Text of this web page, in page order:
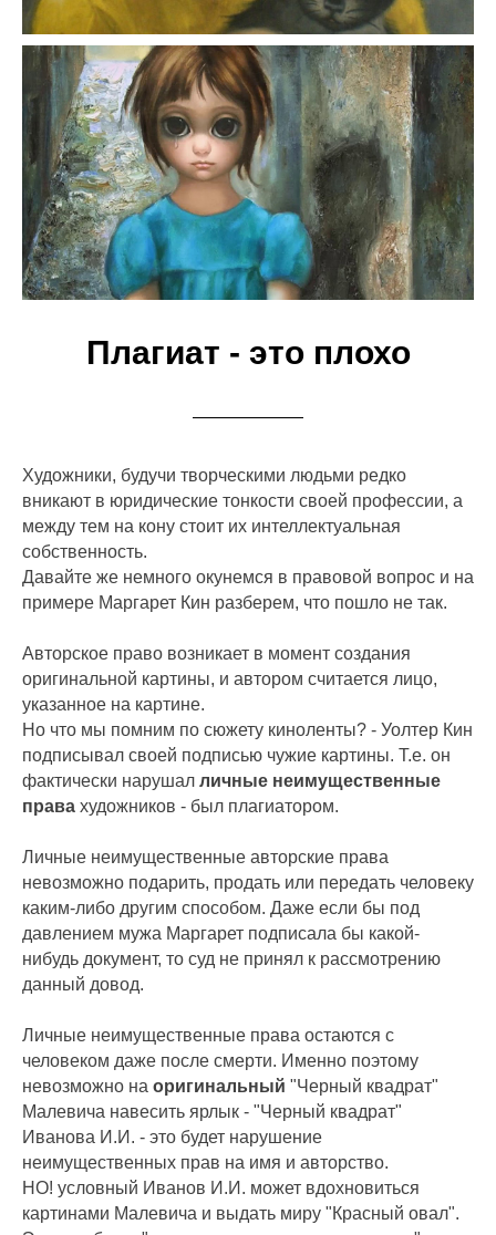
Плагиат - это плохо
Художники, будучи творческими людьми редко
вникают в юридические тонкости своей профессии, а
между тем на кону стоит их интеллектуальная
собственность.
Давайте же немного окунемся в правовой вопрос и на
примере Маргарет Кин разберем, что пошло не так.
Авторское право возникает в момент создания
оригинальной картины, и автором считается лицо,
указанное на картине.
Но что мы помним по сюжету киноленты? - Уолтер Кин
подписывал своей подписью чужие картины. Т.е. он
фактически нарушал личные неимущественные
права художников - был плагиатором.
Личные неимущественные авторские права
невозможно подарить, продать или передать человеку
каким-либо другим способом. Даже если бы под
давлением мужа Маргарет подписала бы какой-
нибудь документ, то суд не принял к рассмотрению
данный довод.
Личные неимущественные права остаются с
человеком даже после смерти. Именно поэтому
невозможно на оригинальный "Черный квадрат"
Малевича навесить ярлык - "Черный квадрат"
Иванова И.И. - это будет нарушение
неимущественных прав на имя и авторство.
НО! условный Иванов И.И. может вдохновиться
картинами Малевича и выдать миру "Красный овал".